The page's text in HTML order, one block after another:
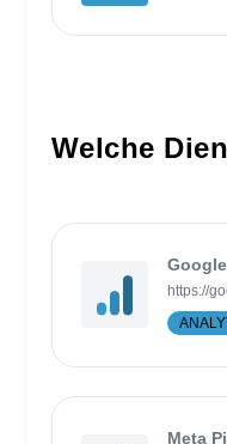
Welche
https://
Meta